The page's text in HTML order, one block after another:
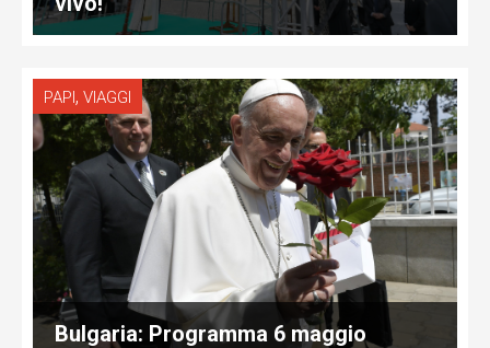
PAPI, VIAGGI
Bulgaria: Programma 6 maggio